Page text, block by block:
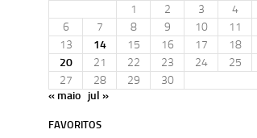
1
2 3 4
6
7 8 9 10 11
13
14 15 16 17 18
20
21 22 23 24 25
27
28 29
30
« maio jul »
FAVORITOS